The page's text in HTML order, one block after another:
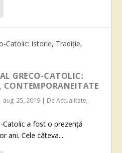
GRECO-CATOLIC:
CONTEMPORANEITATE
aug. 25, 2019 | De Actualitate,
Catolic a fost o prezență
ani. Cele câteva...